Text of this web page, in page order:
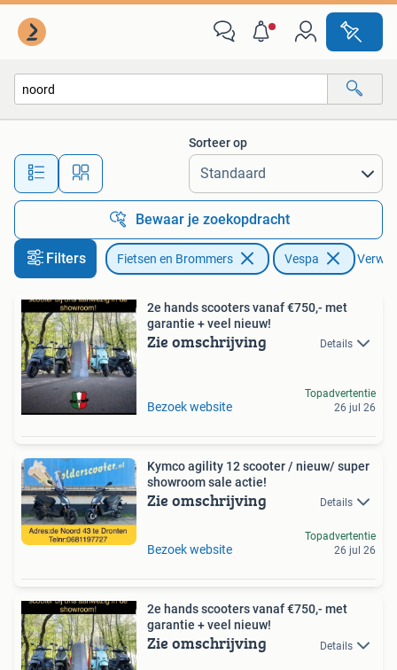
Alle afstanden…
Sorteer op
Bewaar je zoekopdracht
Filters Fietsen en Brommers Vespa
2e hands scooters vanaf €750,- met
garantie + veel nieuw!
Zie omschrijving Details
Bezoek website
Topadvertentie
26 jul 26
Kymco agility 12 scooter / nieuw/ super
showroom sale actie!
Zie omschrijving Details
Bezoek website
Topadvertentie
26 jul 26
2e hands scooters vanaf €750,- met
garantie + veel nieuw!
Zie omschrijving Details